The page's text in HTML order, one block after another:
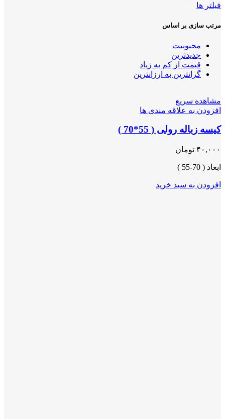
فیلتر ها
مرتب سازی بر اساس
محبوبیت
جدیدترین
قیمت از کم به زیاد
گرانترین به ارزانترین
مشاهده سریع
افزودن به علاقه مندی ها
کیسه زباله رولی ( 55*70 )
۴۰,۰۰۰ تومان
ابعاد ( 70-55 )
افزودن به سبد خرید